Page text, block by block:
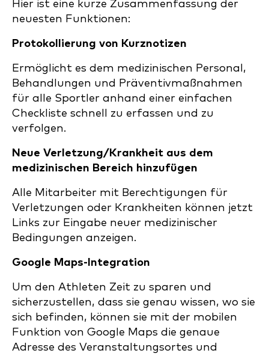
Hier ist eine kurze Zusammenfassung der
neuesten Funktionen:
Protokollierung von Kurznotizen
Ermöglicht es dem medizinischen Personal,
Behandlungen und Präventivmaßnahmen
für alle Sportler anhand einer einfachen
Checkliste schnell zu erfassen und zu
verfolgen.
Neue Verletzung/Krankheit aus dem
medizinischen Bereich hinzufügen
Alle Mitarbeiter mit Berechtigungen für
Verletzungen oder Krankheiten können jetzt
Links zur Eingabe neuer medizinischer
Bedingungen anzeigen.
Google Maps-Integration
Um den Athleten Zeit zu sparen und
sicherzustellen, dass sie genau wissen, wo sie
sich befinden, können sie mit der mobilen
Funktion von Google Maps die genaue
Adresse des Veranstaltungsortes und